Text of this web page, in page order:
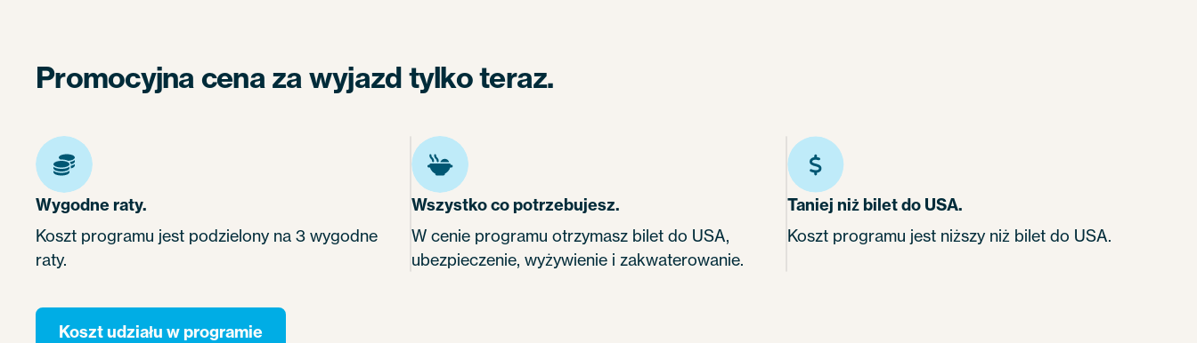
Promocyjna cena za wyjazd tylko teraz.
Wygodne raty.
Koszt programu jest podzielony na 3 wygodne
raty.
Wszystko co potrzebujesz.
W cenie programu otrzymasz bilet do USA,
ubezpieczenie, wyżywienie i zakwaterowanie.
Taniej niż bilet do USA.
Koszt programu jest niższy niż bilet do USA.
Koszt udziału w programie